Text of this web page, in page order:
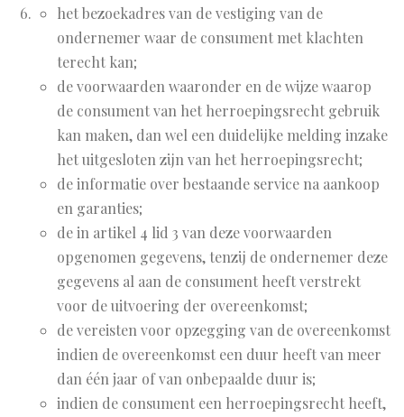
het bezoekadres van de vestiging van de
ondernemer waar de consument met klachten
terecht kan;
de voorwaarden waaronder en de wijze waarop
de consument van het herroepingsrecht gebruik
kan maken, dan wel een duidelijke melding inzake
het uitgesloten zijn van het herroepingsrecht;
de informatie over bestaande service na aankoop
en garanties;
de in artikel 4 lid 3 van deze voorwaarden
opgenomen gegevens, tenzij de ondernemer deze
gegevens al aan de consument heeft verstrekt
voor de uitvoering der overeenkomst;
de vereisten voor opzegging van de overeenkomst
indien de overeenkomst een duur heeft van meer
dan één jaar of van onbepaalde duur is;
indien de consument een herroepingsrecht heeft,